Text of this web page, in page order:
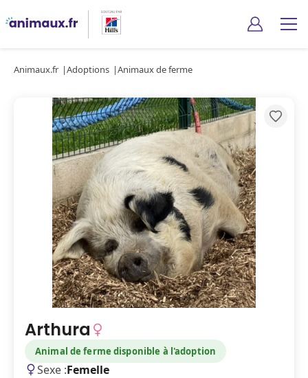
Animaux.fr Adoptions Animaux de ferme
Arthura
Animal de ferme disponible à l'adoption
Sexe :Femelle